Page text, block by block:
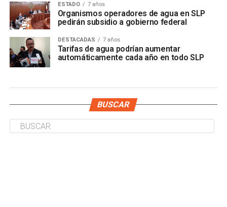
ESTADO 7 años
Organismos operadores de agua en SLP
pedirán subsidio a gobierno federal
DESTACADAS 7 años
Tarifas de agua podrían aumentar
automáticamente cada año en todo SLP
BUSCAR